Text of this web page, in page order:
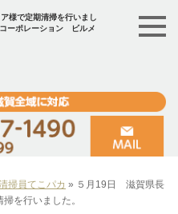
様で定期清掃を行いまし
ーポレーション ビルメ
掃員てこパカ » ５月19日 滋賀県長
を行いました。